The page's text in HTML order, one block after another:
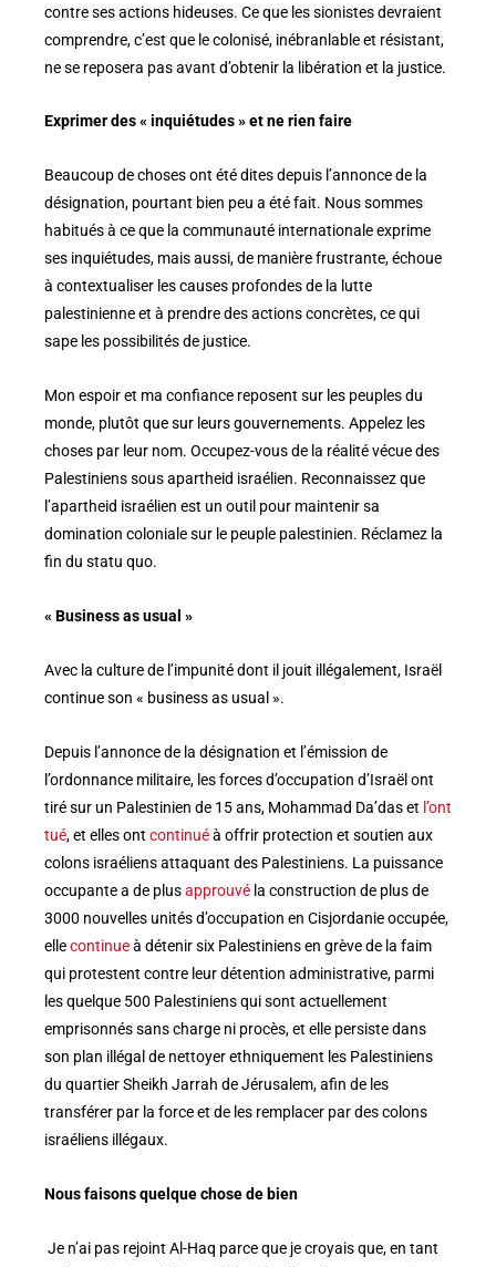
contre ses actions hideuses. Ce que les sionistes devraient
comprendre, c’est que le colonisé, inébranlable et résistant,
ne se reposera pas avant d’obtenir la libération et la justice.
Exprimer des « inquiétudes » et ne rien faire
Beaucoup de choses ont été dites depuis l’annonce de la
désignation, pourtant bien peu a été fait. Nous sommes
habitués à ce que la communauté internationale exprime
ses inquiétudes, mais aussi, de manière frustrante, échoue
à contextualiser les causes profondes de la lutte
palestinienne et à prendre des actions concrètes, ce qui
sape les possibilités de justice.
Mon espoir et ma confiance reposent sur les peuples du
monde, plutôt que sur leurs gouvernements. Appelez les
choses par leur nom. Occupez-vous de la réalité vécue des
Palestiniens sous apartheid israélien. Reconnaissez que
l’apartheid israélien est un outil pour maintenir sa
domination coloniale sur le peuple palestinien. Réclamez la
fin du statu quo.
« Business as usual »
Avec la culture de l’impunité dont il jouit illégalement, Israël
continue son « business as usual ».
Depuis l’annonce de la désignation et l’émission de
l’ordonnance militaire, les forces d’occupation d’Israël ont
tiré sur un Palestinien de 15 ans, Mohammad Da’das et l’ont
tué, et elles ont continuéà offrir protection et soutien aux
colons israéliens attaquant des Palestiniens. La puissance
occupante a de plusapprouvé la construction de plus de
3000 nouvelles unités d’occupation en Cisjordanie occupée,
ellecontinueà détenir six Palestiniens en grève de la faim
qui protestent contre leur détention administrative, parmi
les quelque 500 Palestiniens qui sont actuellement
emprisonnés sans charge ni procès, et elle persiste dans
son plan illégal de nettoyer ethniquement les Palestiniens
du quartier Sheikh Jarrah de Jérusalem, afin de les
transférer par la force et de les remplacer par des colons
israéliens illégaux.
Nous faisons quelque chose de bien
Je n’ai pas rejoint Al-Haq parce que je croyais que, en tant